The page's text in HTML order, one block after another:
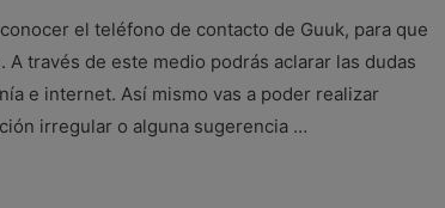
el teléfono de contacto de Guuk, para que
través de este medio podrás aclarar las dudas
e internet. Así mismo vas a poder realizar
irregular o alguna sugerencia …